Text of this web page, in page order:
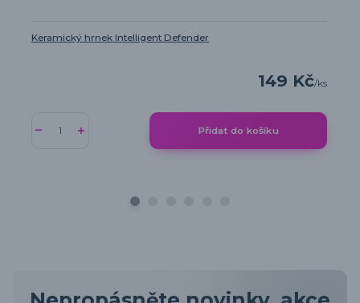
Keramický hrnek Intelligent Defender
149 Kč/ks
Přidat do košíku